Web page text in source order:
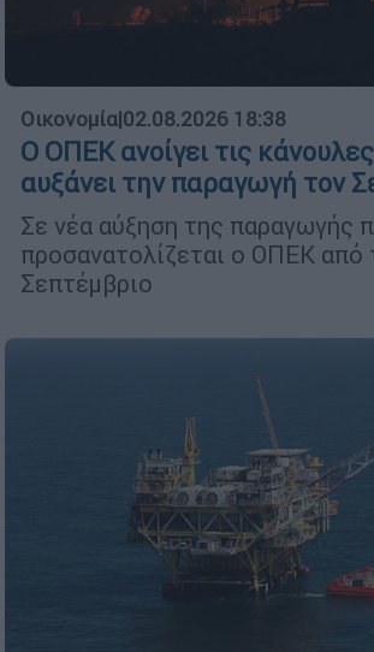
Οικονομία|02.08.2026 18:38
Ο ΟΠΕΚ ανοίγει τις
αυξάνει την παραγωγή τον
Σε νέα αύξηση της παραγωγής
προσανατολίζεται ο ΟΠΕΚ από
Σεπτέμβριο